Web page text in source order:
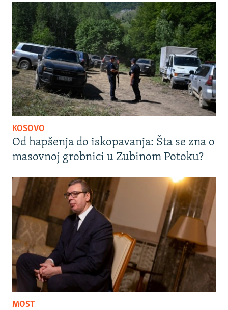
KOSOVO
Od hapšenja do iskopavanja: Šta se zna o
masovnoj grobnici u Zubinom Potoku?
MOST